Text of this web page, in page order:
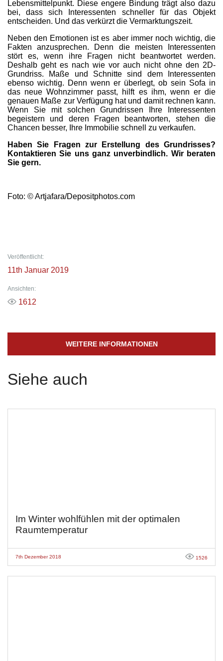
Lebensmittelpunkt. Diese engere Bindung trägt also dazu
bei, dass sich Interessenten schneller für das Objekt
entscheiden. Und das verkürzt die Vermarktungszeit.
Neben den Emotionen ist es aber immer noch wichtig, die
Fakten anzusprechen. Denn die meisten Interessenten
stört es, wenn ihre Fragen nicht beantwortet werden.
Deshalb geht es nach wie vor auch nicht ohne den 2D-
Grundriss. Maße und Schnitte sind dem Interessenten
ebenso wichtig. Denn wenn er überlegt, ob sein Sofa in
das neue Wohnzimmer passt, hilft es ihm, wenn er die
genauen Maße zur Verfügung hat und damit rechnen kann.
Wenn Sie mit solchen Grundrissen Ihre Interessenten
begeistern und deren Fragen beantworten, stehen die
Chancen besser, Ihre Immobilie schnell zu verkaufen.
Haben Sie Fragen zur Erstellung des Grundrisses?
Kontaktieren Sie uns ganz unverbindlich. Wir beraten
Sie gern.
Foto: © Artjafara/Depositphotos.com
Veröffentlicht:
11th Januar 2019
Ansichten:
1612
WEITERE INFORMATIONEN
Siehe auch
Im Winter wohlfühlen mit der optimalen
Raumtemperatur
7th Dezember 2018 1526